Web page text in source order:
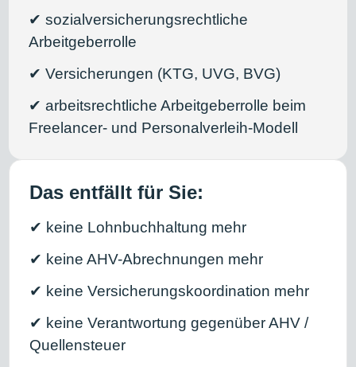
✔ sozialversicherungsrechtliche
Arbeitgeberrolle
✔ Versicherungen (KTG, UVG, BVG)
✔ arbeitsrechtliche Arbeitgeberrolle beim
Freelancer- und Personalverleih-Modell
Das entfällt für Sie:
✔ keine Lohnbuchhaltung mehr
✔ keine AHV-Abrechnungen mehr
✔ keine Versicherungskoordination mehr
✔ keine Verantwortung gegenüber AHV /
Quellensteuer